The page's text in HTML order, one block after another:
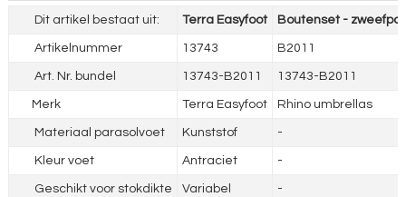
Dit artikel bestaat uit: Terra Easyfoot Boutenset -
Artikelnummer 13743 B2011
Art. Nr. bundel 13743-B2011 13743-B2011
Merk Terra Easyfoot Rhino umbrellas
Materiaal parasolvoet Kunststof -
Kleur voet Antraciet -
Geschikt voor stokdikte Variabel -